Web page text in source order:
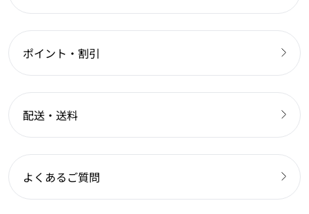
ポイント・割引
配送・送料
よくあるご質問